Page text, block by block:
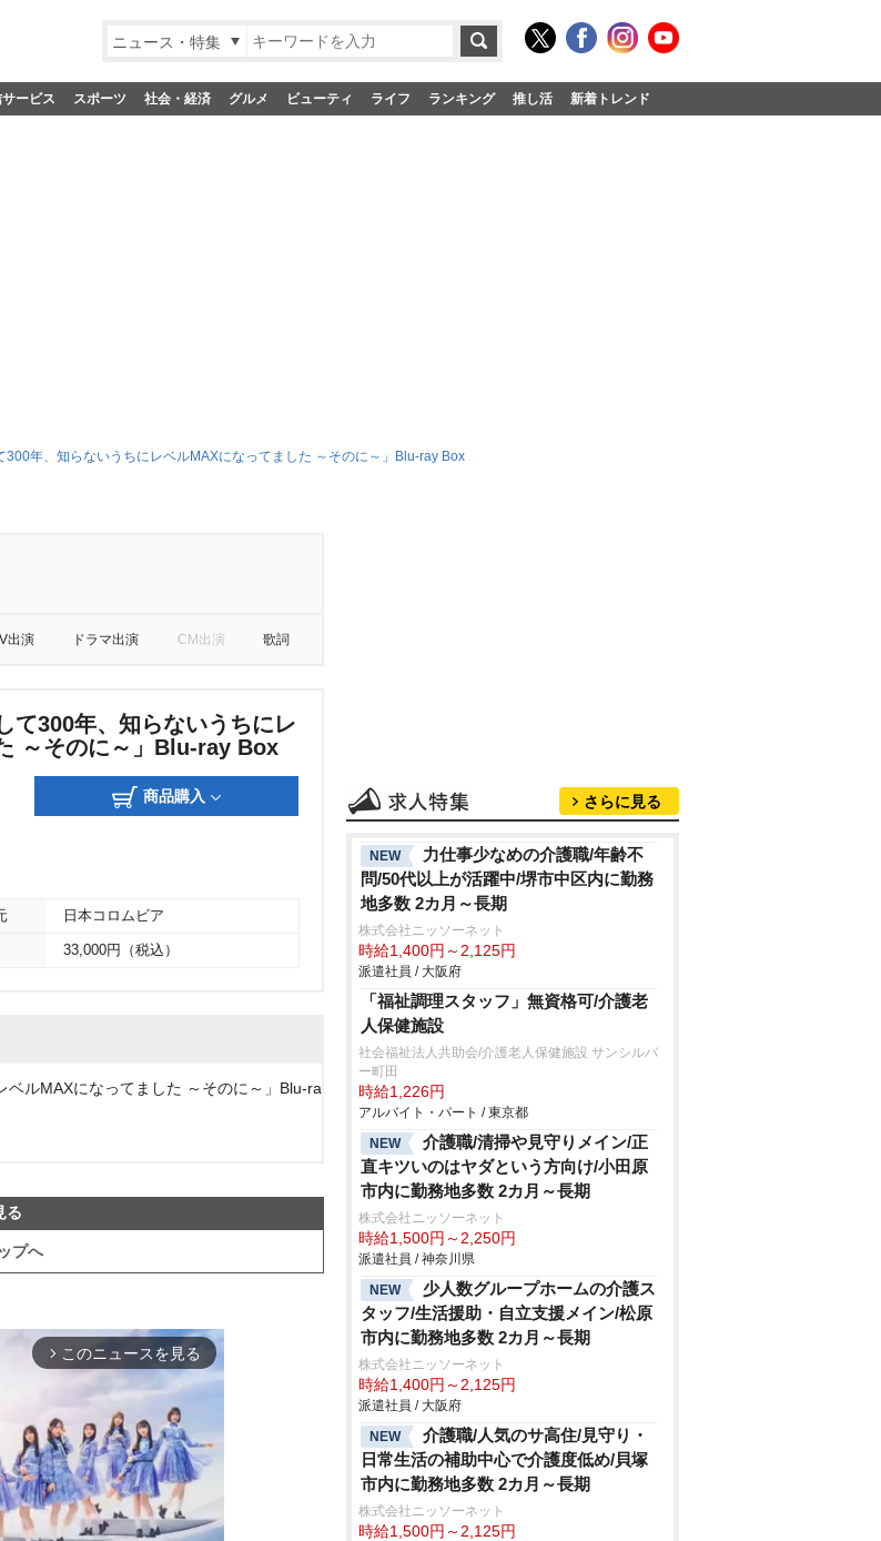
ニュース・特集
ービス スポーツ 社会・経済 グルメ ビューティ ライフ ランキング 推し活 新着トレンド
300年、知らないうちにレベルMAXになってました ～そのに～」Blu-ray Box
出演 ドラマ出演 CM出演 歌詞
て300年、知らないうちにレ
～そのに～」Blu-ray Box
商品購入
日本コロムビア
33,000円（税込）
ルMAXになってました ～そのに～」Blu-ra
る
プへ
arrow_forward_ios このニュースを見る
さらに見る
NEW
力仕事少なめの介護職/年齢不
問/50代以上が活躍中/堺市中区内に勤務
地多数 2カ月～長期
株式会社ニッソーネット
時給1,400円～2,125円
派遣社員 / 大阪府
「福祉調理スタッフ」無資格可/介護老
人保健施設
社会福祉法人共助会/介護老人保健施設 サンシルバ
ー町田
時給1,226円
アルバイト・パート / 東京都
NEW
介護職/清掃や見守りメイン/正
直キツいのはヤダという方向け/小田原
市内に勤務地多数 2カ月～長期
株式会社ニッソーネット
時給1,500円～2,250円
派遣社員 / 神奈川県
NEW
少人数グループホームの介護ス
タッフ/生活援助・自立支援メイン/松原
市内に勤務地多数 2カ月～長期
株式会社ニッソーネット
時給1,400円～2,125円
派遣社員 / 大阪府
NEW
介護職/人気のサ高住/見守り・
日常生活の補助中心で介護度低め/貝塚
市内に勤務地多数 2カ月～長期
株式会社ニッソーネット
時給1,500円～2,125円